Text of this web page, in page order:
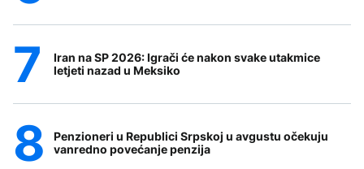
Iran na SP 2026: Igrači će nakon svake utakmice
letjeti nazad u Meksiko
Penzioneri u Republici Srpskoj u avgustu očekuju
vanredno povećanje penzija